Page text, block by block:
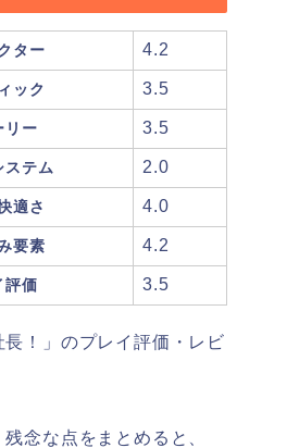
ター 4.2
ック 3.5
リー 3.5
ステム 2.0
適さ 4.0
要素 4.2
評価 3.5
長！」のプレイ評価・レビ
念な点をまとめると、